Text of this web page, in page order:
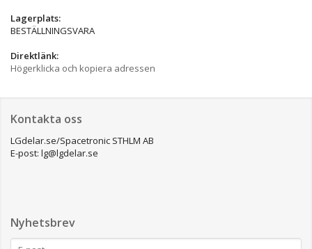
Lagerplats:
BESTÄLLNINGSVARA
Direktlänk:
Högerklicka och kopiera adressen
Kontakta oss
LGdelar.se/Spacetronic STHLM AB
E-post: lg@lgdelar.se
Nyhetsbrev